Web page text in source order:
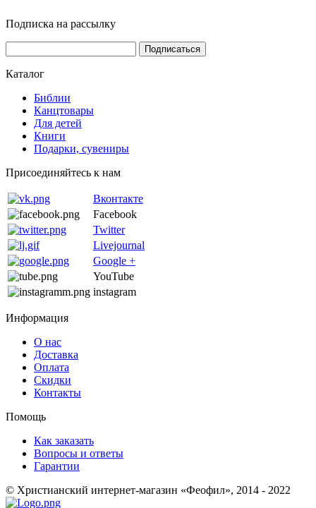
Подписка на рассылку
Каталог
Библии
Канцтовары
Для детей
Книги
Подарки, сувениры
Присоединяйтесь к нам
Вконтакте
Facebook
Twitter
Livejournal
Google +
YouTube
instagram
Информация
О нас
Доставка
Оплата
Скидки
Контакты
Помощь
Как заказать
Вопросы и ответы
Гарантии
© Христианский интернет-магазин «Феофил», 2014 - 2022